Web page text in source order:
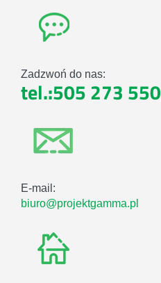
Zadzwoń do nas:
tel.:505 273 550
E-mail:
biuro@projektgamma.pl